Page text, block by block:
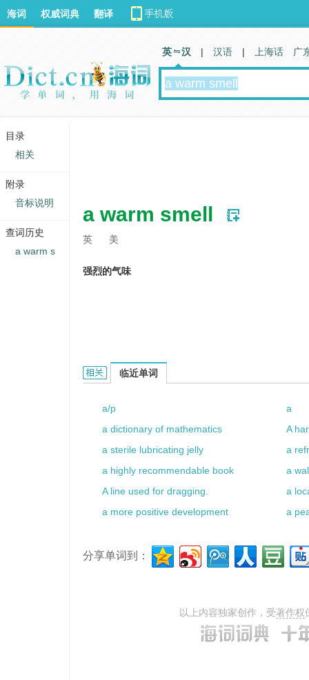
a warm smell
英 美
强烈的气味
a warm smell的相关资料：
临近单词
a/p
a
a dictionary of mathematics
A
a sterile lubricating jelly
a
a highly recommendable book
a
A line used for dragging.
a
a more positive development
a
分享单词到：
以上内容独家创作，受著作权
海词 权威词典 翻译
英 汉 | 汉语 | 上海话 广
目录
相关
附录
音标说明
查词历史
a warm s